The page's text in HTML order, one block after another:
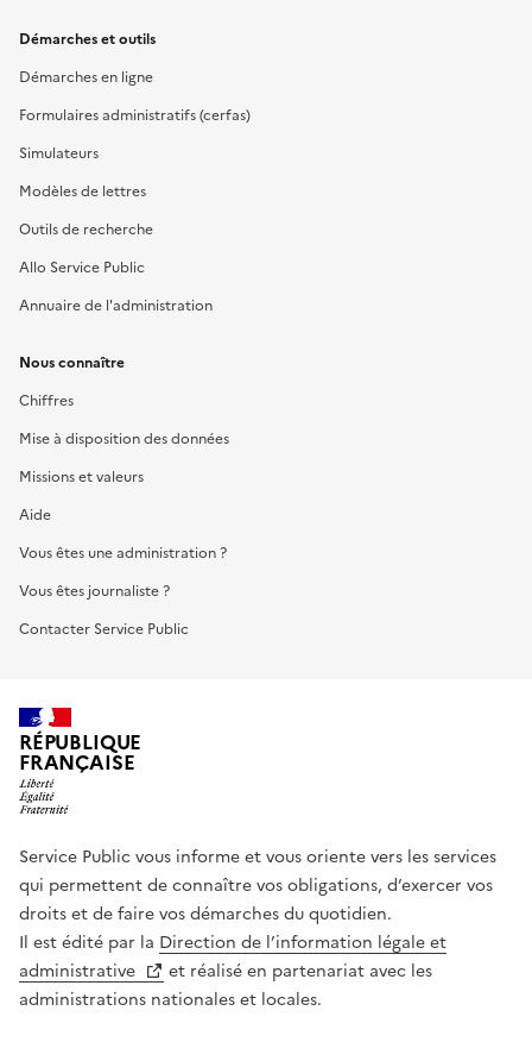
Démarches et outils
Démarches en ligne
Formulaires administratifs (cerfas)
Simulateurs
Modèles de lettres
Outils de recherche
Allo Service Public
Annuaire de l'administration
Nous connaître
Chiffres
Mise à disposition des données
Missions et valeurs
Aide
Vous êtes une administration ?
Vous êtes journaliste ?
Contacter Service Public
RÉPUBLIQUE
FRANÇAISE
Service Public vous informe et vous oriente vers les services
qui permettent de connaître vos obligations, d’exercer vos
droits et de faire vos démarches du quotidien.
Il est édité par la Direction de l’information légale et
administrative
et réalisé en partenariat avec les
administrations nationales et locales.